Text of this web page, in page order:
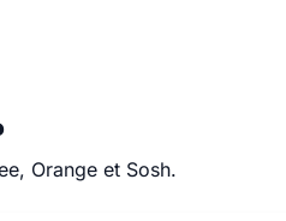
Orange et Sosh.